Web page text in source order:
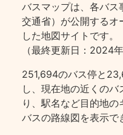
バスマップは、各バス
交通省）が公開するオ
した地図サイトです。
（最終更新日：2024
251,694のバス停と
し、現在地の近くの
り、駅名など目的地
バスの路線図を表示で